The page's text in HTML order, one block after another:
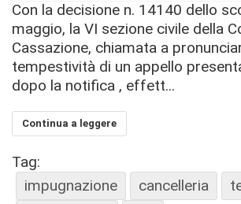
Con la decisione n. 14140 dello
maggio, la VI sezione civile della
Cassazione, chiamata a
tempestività di un appello
dopo la notifica , effett...
Continua a leggere
Tag:
impugnazione
cancelleria